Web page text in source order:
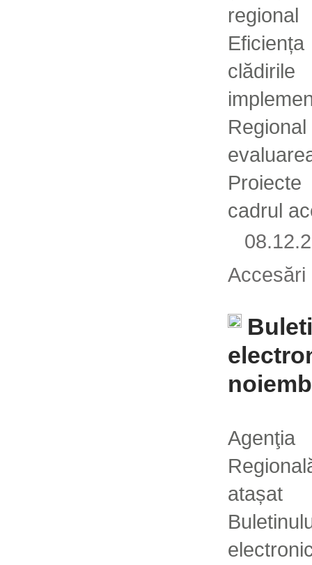
cadrul
Accesări
atașat